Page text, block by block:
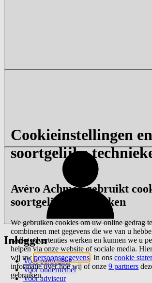
Inloggen
Voor particulier
Voor ondernemer
Voor adviseur
Cookieinstellingen en
soortgelijke
Avéro Achmea gebruikt
soortgelijke technieken
We gebruiken cookies om uw online gedrag
combineren met gegevens die we van u
welke advertenties werken en kunnen we u
helpen via onze website of sociale media.
wij uwpersoonsgegevens . In onscookie
informatie over hoe wij of onze9 partners
gebruiken.